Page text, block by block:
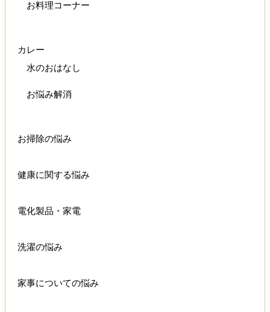
お料理コーナー
カレー
水のおはなし
お悩み解消
お掃除の悩み
健康に関する悩み
電化製品・家電
洗濯の悩み
家事についての悩み